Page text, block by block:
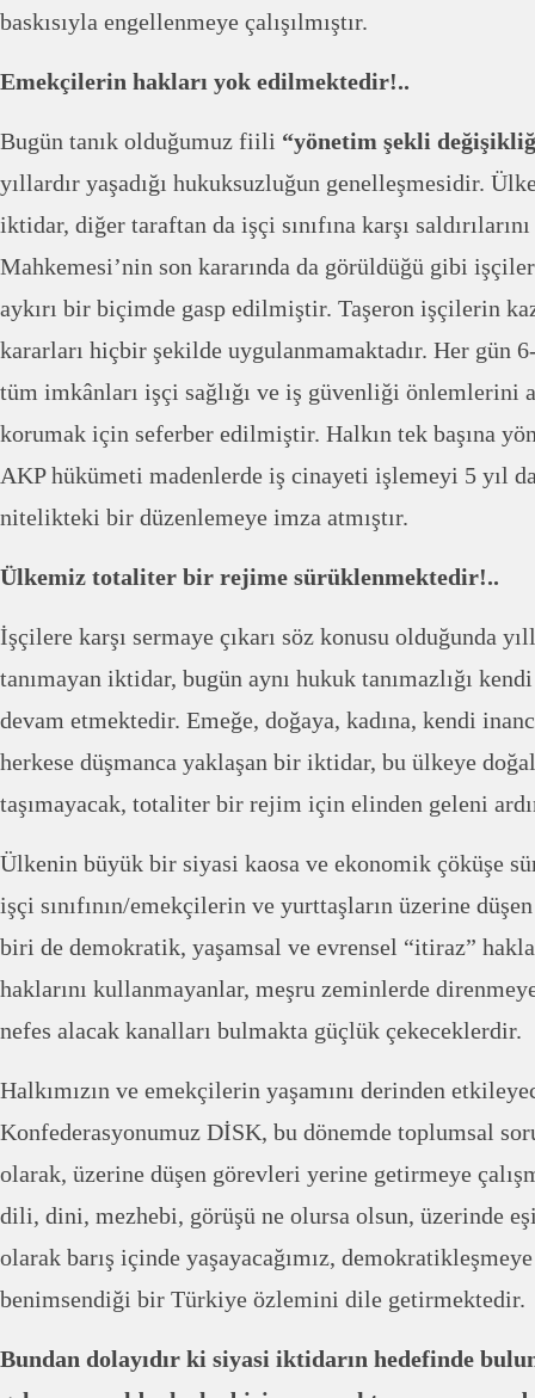
baskısıyla engellenmeye çalışılmıştır.
Emekçilerin hakları yok edilmektedir!..
Bugün tanık olduğumuz fiili “yönetim şekli
yıllardır yaşadığı hukuksuzluğun genelleşmesidir.
iktidar, diğer taraftan da işçi sınıfına karşı
Mahkemesi’nin son kararında da görüldüğü gibi
aykırı bir biçimde gasp edilmiştir. Taşeron işçilerin
kararları hiçbir şekilde uygulanmamaktadır. Her gün
tüm imkânları işçi sağlığı ve iş güvenliği önlemlerini
korumak için seferber edilmiştir. Halkın tek başına
AKP hükümeti madenlerde iş cinayeti işlemeyi 5 yıl
nitelikteki bir düzenlemeye imza atmıştır.
Ülkemiz totaliter bir rejime sürüklenmektedir!..
İşçilere karşı sermaye çıkarı söz konusu olduğunda
tanımayan iktidar, bugün aynı hukuk tanımazlığı
devam etmektedir. Emeğe, doğaya, kadına, kendi
herkese düşmanca yaklaşan bir iktidar, bu ülkeye
taşımayacak, totaliter bir rejim için elinden geleni
Ülkenin büyük bir siyasi kaosa ve ekonomik çöküşe
işçi sınıfının/emekçilerin ve yurttaşların üzerine
biri de demokratik, yaşamsal ve evrensel “itiraz”
haklarını kullanmayanlar, meşru zeminlerde
nefes alacak kanalları bulmakta güçlük çekeceklerdir.
Halkımızın ve emekçilerin yaşamını derinden
Konfederasyonumuz DİSK, bu dönemde toplumsal
olarak, üzerine düşen görevleri yerine getirmeye
dili, dini, mezhebi, görüşü ne olursa olsun, üzerinde
olarak barış içinde yaşayacağımız,
benimsendiği bir Türkiye özlemini dile getirmektedir.
Bundan dolayıdır ki siyasi iktidarın hedefinde